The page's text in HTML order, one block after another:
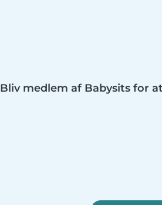
Bliv medlem af Babysits for